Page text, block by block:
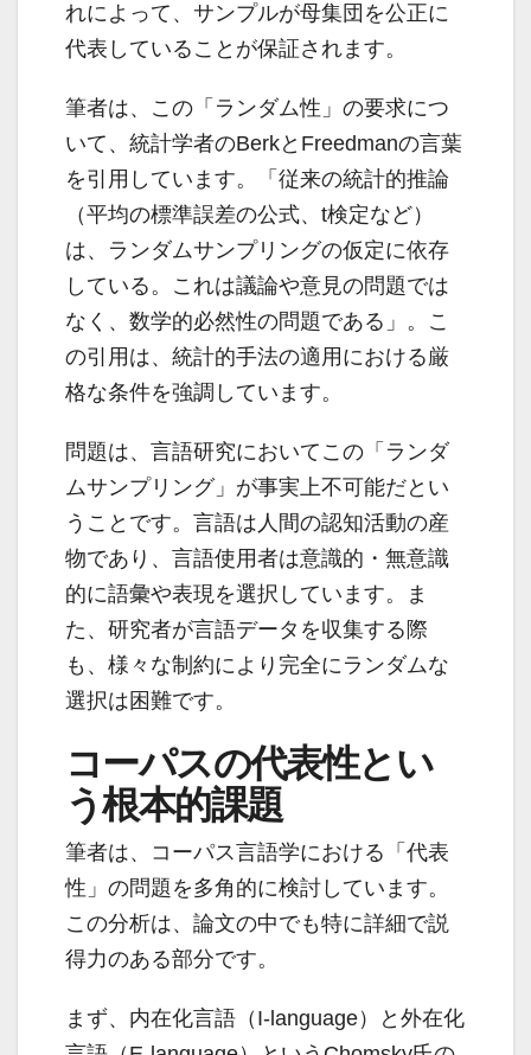
れによって、サンプルが母集団を公正に
代表していることが保証されます。
筆者は、この「ランダム性」の要求につ
いて、統計学者のBerkとFreedmanの言葉
を引用しています。「従来の統計的推論
（平均の標準誤差の公式、t検定など）
は、ランダムサンプリングの仮定に依存
している。これは議論や意見の問題では
なく、数学的必然性の問題である」。こ
の引用は、統計的手法の適用における厳
格な条件を強調しています。
問題は、言語研究においてこの「ランダ
ムサンプリング」が事実上不可能だとい
うことです。言語は人間の認知活動の産
物であり、言語使用者は意識的・無意識
的に語彙や表現を選択しています。ま
た、研究者が言語データを収集する際
も、様々な制約により完全にランダムな
選択は困難です。
コーパスの代表性とい
う根本的課題
筆者は、コーパス言語学における「代表
性」の問題を多角的に検討しています。
この分析は、論文の中でも特に詳細で説
得力のある部分です。
まず、内在化言語（I-language）と外在化